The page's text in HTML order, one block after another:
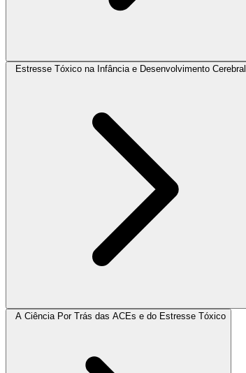
Estresse Tóxico na Infância e Desenvolvimento Cerebral
A Ciência Por Trás das ACEs e do Estresse Tóxico